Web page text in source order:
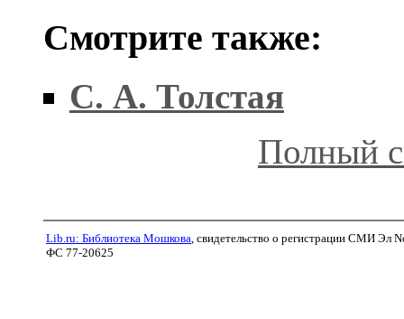
Смотрите также:
С. А. Толстая
Полный
Lib.ru: Библиотека Мошкова , свидетельство о регистрации СМИ Эл
ФС 77-20625